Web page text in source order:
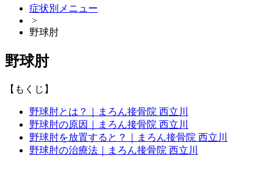
症状別メニュー
>
野球肘
野球肘
【もくじ】
​野球肘とは？｜まろん接骨院 西立川
​野球肘の原因｜まろん接骨院 西立川
野球肘を放置すると？｜まろん接骨院 西立川
野球肘の治療法｜まろん接骨院 西立川